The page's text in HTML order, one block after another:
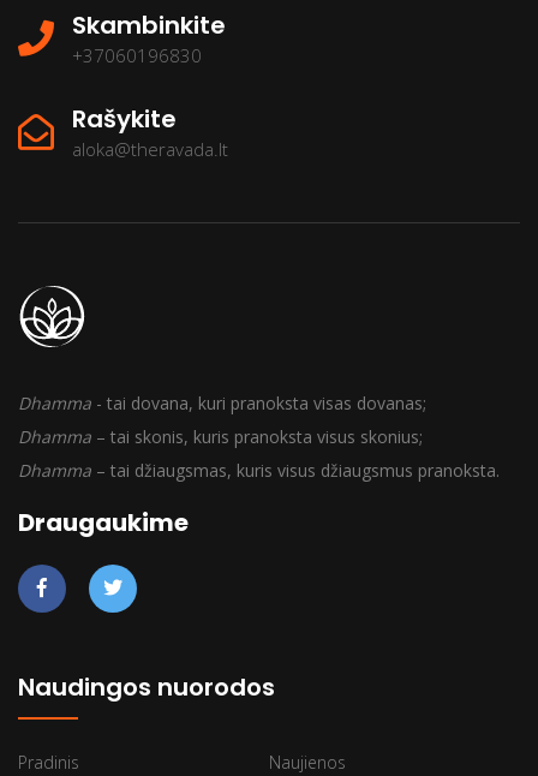
Skambinkite
+37060196830
Rašykite
aloka@theravada.lt
Dhamma - tai dovana, kuri pranoksta visas dovanas;
Dhamma – tai skonis, kuris pranoksta visus skonius;
Dhamma – tai džiaugsmas, kuris visus džiaugsmus pranoksta.
Draugaukime
Naudingos nuorodos
Pradinis Naujienos